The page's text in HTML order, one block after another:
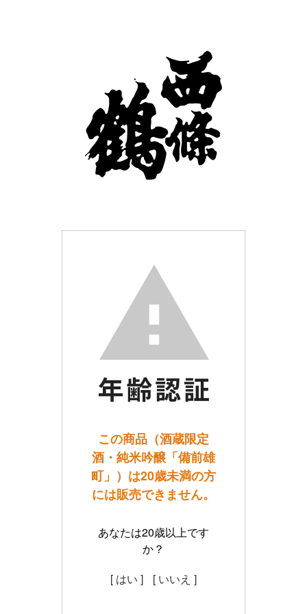
この商品（酒蔵限定
酒・純米吟醸「備前雄
町」）は20歳未満の方
には販売できません。
あなたは20歳以上です
か？
[ はい ]
[ いいえ ]